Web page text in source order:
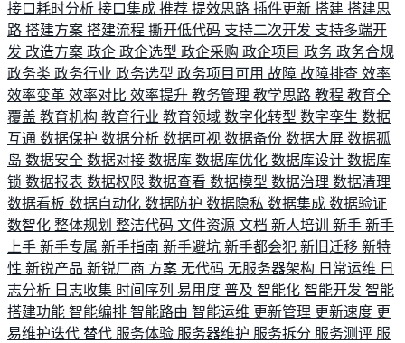
接口耗时分析 接口集成 推荐 提效思路 插件更新 搭建 搭建思
路 搭建方案 搭建流程 撕开低代码 支持二次开发 支持多端开
发 改造方案 政企 政企选型 政企采购 政企项目 政务 政务合规
政务类 政务行业 政务选型 政务项目可用 故障 故障排查 效率
效率变革 效率对比 效率提升 教务管理 教学思路 教程 教育全
覆盖 教育机构 教育行业 教育领域 数字化转型 数字孪生 数据
互通 数据保护 数据分析 数据可视 数据备份 数据大屏 数据孤
岛 数据安全 数据对接 数据库 数据库优化 数据库设计 数据库
锁 数据报表 数据权限 数据查看 数据模型 数据治理 数据清理
数据看板 数据自动化 数据防护 数据隐私 数据集成 数据验证
数智化 整体规划 整洁代码 文件资源 文档 新人培训 新手 新手
上手 新手专属 新手指南 新手避坑 新手都会犯 新旧迁移 新特
性 新锐产品 新锐厂商 方案 无代码 无服务器架构 日常运维 日
志分析 日志收集 时间序列 易用度 普及 智能化 智能开发 智能
搭建功能 智能编排 智能路由 智能运维 更新管理 更新速度 更
易维护迭代 替代 服务体验 服务器维护 服务拆分 服务测评 服